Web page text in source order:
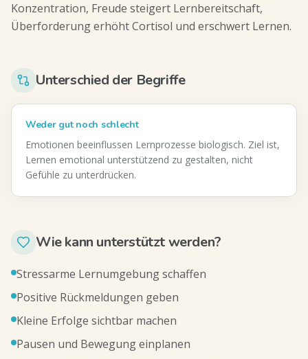
Konzentration, Freude steigert Lernbereitschaft,
Überforderung erhöht Cortisol und erschwert Lernen.
Unterschied der Begriffe
Weder gut noch schlecht
Emotionen beeinflussen Lernprozesse biologisch. Ziel ist,
Lernen emotional unterstützend zu gestalten, nicht
Gefühle zu unterdrücken.
Wie kann unterstützt werden?
Stressarme Lernumgebung schaffen
Positive Rückmeldungen geben
Kleine Erfolge sichtbar machen
Pausen und Bewegung einplanen